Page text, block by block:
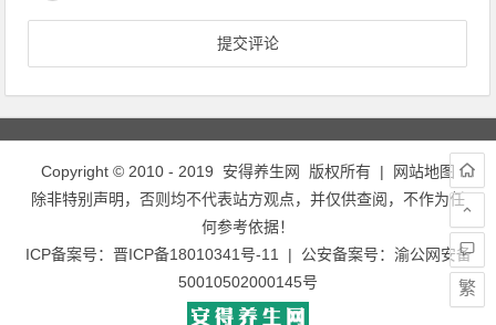
Copyright © 2010 - 2019 安得养生网 版权所有 |
网站地图
除非特别声明，否则均不代表站方观点，并仅供查阅，不作为任
何参考依据！
ICP备案号： 晋ICP备18010341号-11 | 公安备案号： 渝公网安备
50010502000145号
繁